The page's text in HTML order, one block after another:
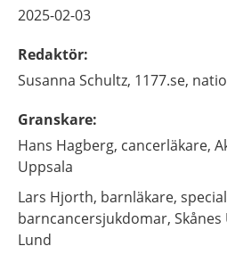
2025-02-03
Redaktör:
Susanna Schultz, 1177.se,
Granskare:
Hans Hagberg, cancerläkare,
Uppsala
Lars Hjorth, barnläkare,
barncancersjukdomar,
Lund